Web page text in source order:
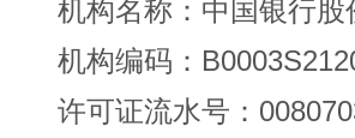
机构名称：中国银行
机构编码：
许可证流水号：